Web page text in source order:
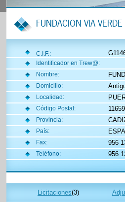
FUNDACION VIA
C.I.F.:
Identificador en Trew@:
Nombre:
Domicilio:
Localidad:
Código Postal: 11659
Provincia:
País:
Fax: 956
Teléfono: 956
Licitaciones(3)